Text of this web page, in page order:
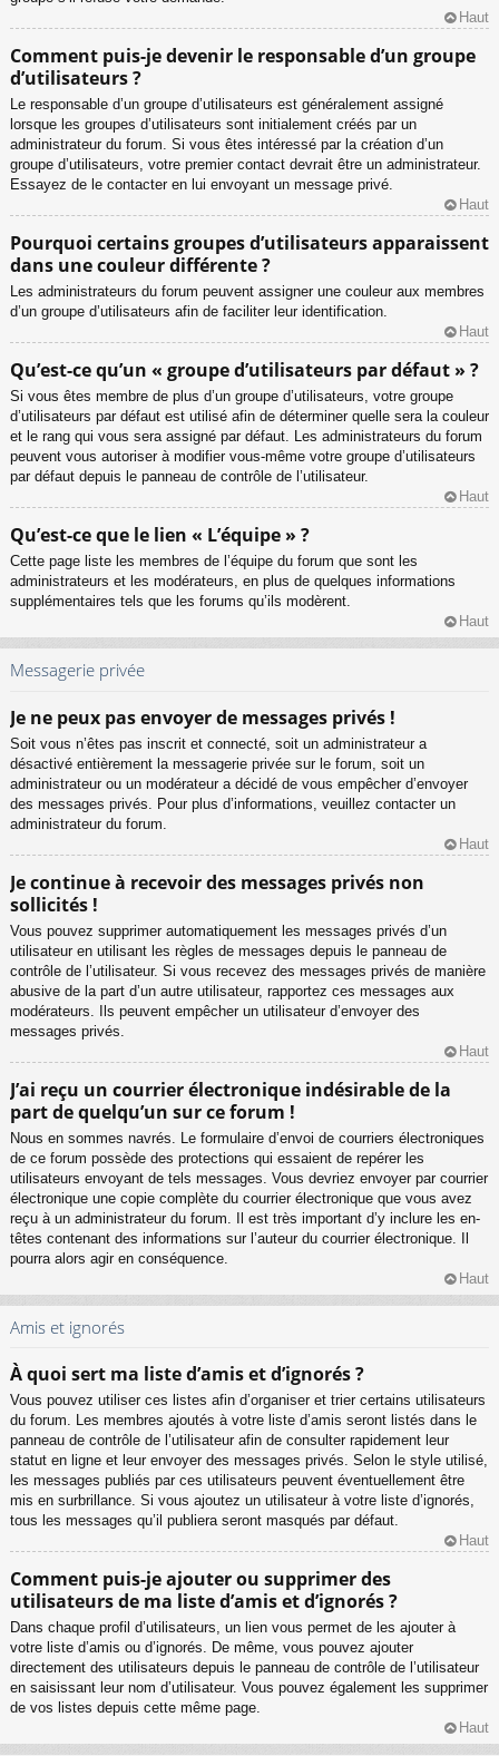
Haut
Comment puis-je devenir le responsable d’un groupe
d’utilisateurs ?
Le responsable d’un groupe d’utilisateurs est généralement assigné
lorsque les groupes d’utilisateurs sont initialement créés par un
administrateur du forum. Si vous êtes intéressé par la création d’un
groupe d’utilisateurs, votre premier contact devrait être un administrateur.
Essayez de le contacter en lui envoyant un message privé.
Haut
Pourquoi certains groupes d’utilisateurs apparaissent
dans une couleur différente ?
Les administrateurs du forum peuvent assigner une couleur aux membres
d’un groupe d’utilisateurs afin de faciliter leur identification.
Haut
Qu’est-ce qu’un « groupe d’utilisateurs par défaut » ?
Si vous êtes membre de plus d’un groupe d’utilisateurs, votre groupe
d’utilisateurs par défaut est utilisé afin de déterminer quelle sera la couleur
et le rang qui vous sera assigné par défaut. Les administrateurs du forum
peuvent vous autoriser à modifier vous-même votre groupe d’utilisateurs
par défaut depuis le panneau de contrôle de l’utilisateur.
Haut
Qu’est-ce que le lien « L’équipe » ?
Cette page liste les membres de l’équipe du forum que sont les
administrateurs et les modérateurs, en plus de quelques informations
supplémentaires tels que les forums qu’ils modèrent.
Haut
Messagerie privée
Je ne peux pas envoyer de messages privés !
Soit vous n’êtes pas inscrit et connecté, soit un administrateur a
désactivé entièrement la messagerie privée sur le forum, soit un
administrateur ou un modérateur a décidé de vous empêcher d’envoyer
des messages privés. Pour plus d’informations, veuillez contacter un
administrateur du forum.
Haut
Je continue à recevoir des messages privés non
sollicités !
Vous pouvez supprimer automatiquement les messages privés d’un
utilisateur en utilisant les règles de messages depuis le panneau de
contrôle de l’utilisateur. Si vous recevez des messages privés de manière
abusive de la part d’un autre utilisateur, rapportez ces messages aux
modérateurs. Ils peuvent empêcher un utilisateur d’envoyer des
messages privés.
Haut
J’ai reçu un courrier électronique indésirable de la
part de quelqu’un sur ce forum !
Nous en sommes navrés. Le formulaire d’envoi de courriers électroniques
de ce forum possède des protections qui essaient de repérer les
utilisateurs envoyant de tels messages. Vous devriez envoyer par courrier
électronique une copie complète du courrier électronique que vous avez
reçu à un administrateur du forum. Il est très important d’y inclure les en-
têtes contenant des informations sur l’auteur du courrier électronique. Il
pourra alors agir en conséquence.
Haut
Amis et ignorés
À quoi sert ma liste d’amis et d’ignorés ?
Vous pouvez utiliser ces listes afin d’organiser et trier certains utilisateurs
du forum. Les membres ajoutés à votre liste d’amis seront listés dans le
panneau de contrôle de l’utilisateur afin de consulter rapidement leur
statut en ligne et leur envoyer des messages privés. Selon le style utilisé,
les messages publiés par ces utilisateurs peuvent éventuellement être
mis en surbrillance. Si vous ajoutez un utilisateur à votre liste d’ignorés,
tous les messages qu’il publiera seront masqués par défaut.
Haut
Comment puis-je ajouter ou supprimer des
utilisateurs de ma liste d’amis et d’ignorés ?
Dans chaque profil d’utilisateurs, un lien vous permet de les ajouter à
votre liste d’amis ou d’ignorés. De même, vous pouvez ajouter
directement des utilisateurs depuis le panneau de contrôle de l’utilisateur
en saisissant leur nom d’utilisateur. Vous pouvez également les supprimer
de vos listes depuis cette même page.
Haut